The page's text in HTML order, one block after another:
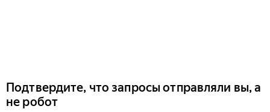
Подтвердите, что запросы отправляли вы, а
не робот